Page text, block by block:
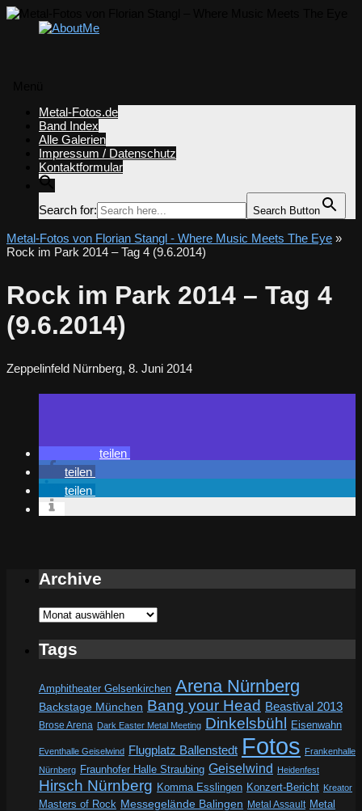
springen
Metal-Fotos.de
Band Index
Alle Galerien
Impressum / Datenschutz
Kontaktformular
Search for: Search Button
Metal-Fotos von Florian Stangl - Where Music Meets The Eye »
Rock im Park 2014 – Tag 4 (9.6.2014)
Rock im Park 2014 – Tag 4
(9.6.2014)
Zeppelinfeld Nürnberg, 8. Juni 2014
teilen
teilen
teilen
Archive
Archive
Tags
Amphitheater Gelsenkirchen Arena Nürnberg
Backstage München Bang your Head Beastival 2013
Brose Arena Dark Easter Metal Meeting Dinkelsbühl Eisenwahn
Eventhalle Geiselwind Flugplatz Ballenstedt Fotos Frankenhalle
Nürnberg Fraunhofer Halle Straubing Geiselwind Heidenfest
Hirsch Nürnberg Komma Esslingen Konzert-Bericht Kreator
Masters of Rock Messegelände Balingen Metal Assault Metal